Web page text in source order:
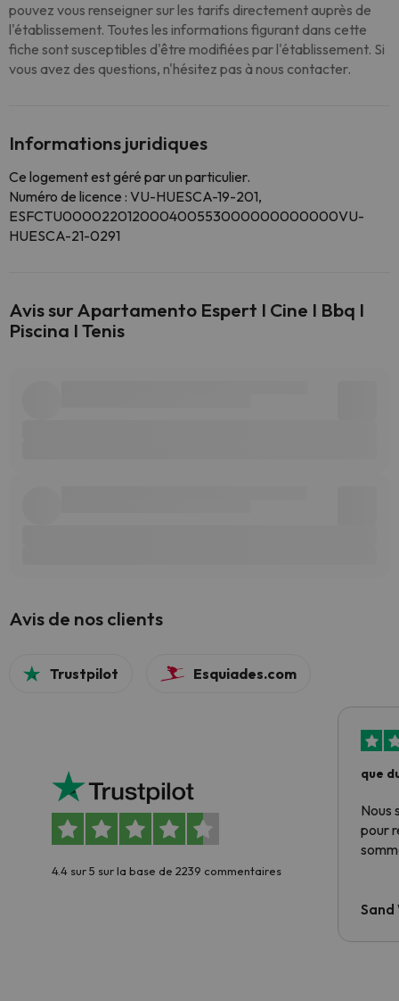
pouvez vous renseigner sur les tarifs directement auprès de
l'établissement. Toutes les informations figurant dans cette
fiche sont susceptibles d'être modifiées par l'établissement. Si
vous avez des questions, n'hésitez pas à nous contacter.
Informations juridiques
Ce logement est géré par un particulier.
Numéro de licence : VU-HUESCA-19-201,
ESFCTU000022012000400553000000000000VU-
HUESCA-21-0291
Avis sur Apartamento Espert I Cine I Bbq I
Piscina I Tenis
Avis de nos clients
Trustpilot Esquiades.com
4.4 sur 5 sur la base de 2239 commentaires
que
Nous
pour
Sand